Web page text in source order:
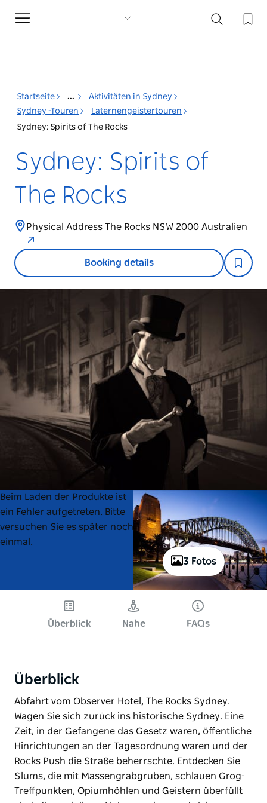
Toggle
navigation
Startseite ...
Aktivitäten in Sydney
Sydney -Touren
Laternengeistertouren
Sydney: Spirits of The Rocks
Sydney: Spirits of
The Rocks
Physical Address The Rocks NSW 2000 Australien
Booking details
3 Fotos
Product
List
Product
List
Beim Laden der Produkte ist
ein Fehler aufgetreten. Bitte
versuchen Sie es später noch
einmal.
Überblick Nahe FAQs
Überblick
Abfahrt vom Observer Hotel, The Rocks Sydney.
Wagen Sie sich zurück ins historische Sydney. Eine
Zeit, in der Gefangene das Gesetz waren, öffentliche
Hinrichtungen an der Tagesordnung waren und der
Rocks Push die Straße beherrschte. Entdecken Sie
Slums, die mit Massengrabgruben, schlauen Grog-
Treffpunkten, Opiumhöhlen und Geistern überfüllt